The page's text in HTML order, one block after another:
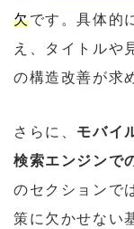
欠です。具体的
え、タイトルや
の構造改善が求
さらに、 モバイ
検索エンジンで
のセクションで
策に欠かせない